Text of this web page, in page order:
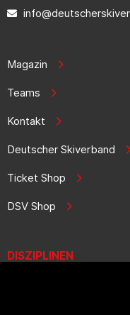
Magazin
Teams
Kontakt
Deutscher Skiverband
Ticket Shop
DSV Shop
DISZIPLINEN